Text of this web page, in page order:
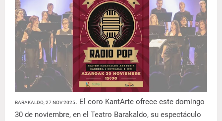
BARAKALDO, 27 NOV 2025. El coro KantArte ofrece este domingo
30 de noviembre, en el Teatro Barakaldo, su espectáculo